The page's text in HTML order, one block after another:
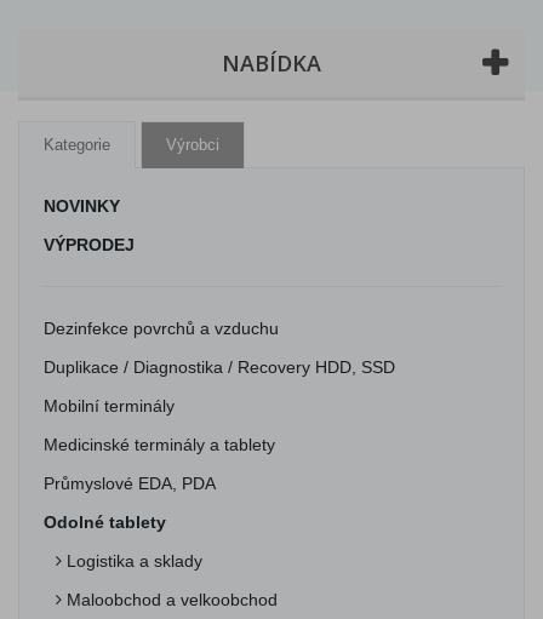
NABÍDKA
Kategorie Výrobci
NOVINKY
VÝPRODEJ
Dezinfekce povrchů a vzduchu
Duplikace / Diagnostika / Recovery HDD, SSD
Mobilní terminály
Medicinské terminály a tablety
Průmyslové EDA, PDA
Odolné tablety
Logistika a sklady
Maloobchod a velkoobchod